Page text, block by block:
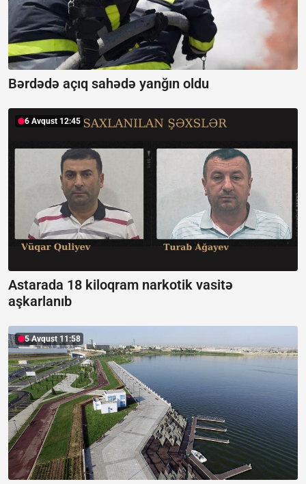
Bərdədə açıq sahədə yanğın oldu
6 Avqust 12:45
Astarada 18 kiloqram narkotik vasitə
aşkarlanıb
5 Avqust 11:58